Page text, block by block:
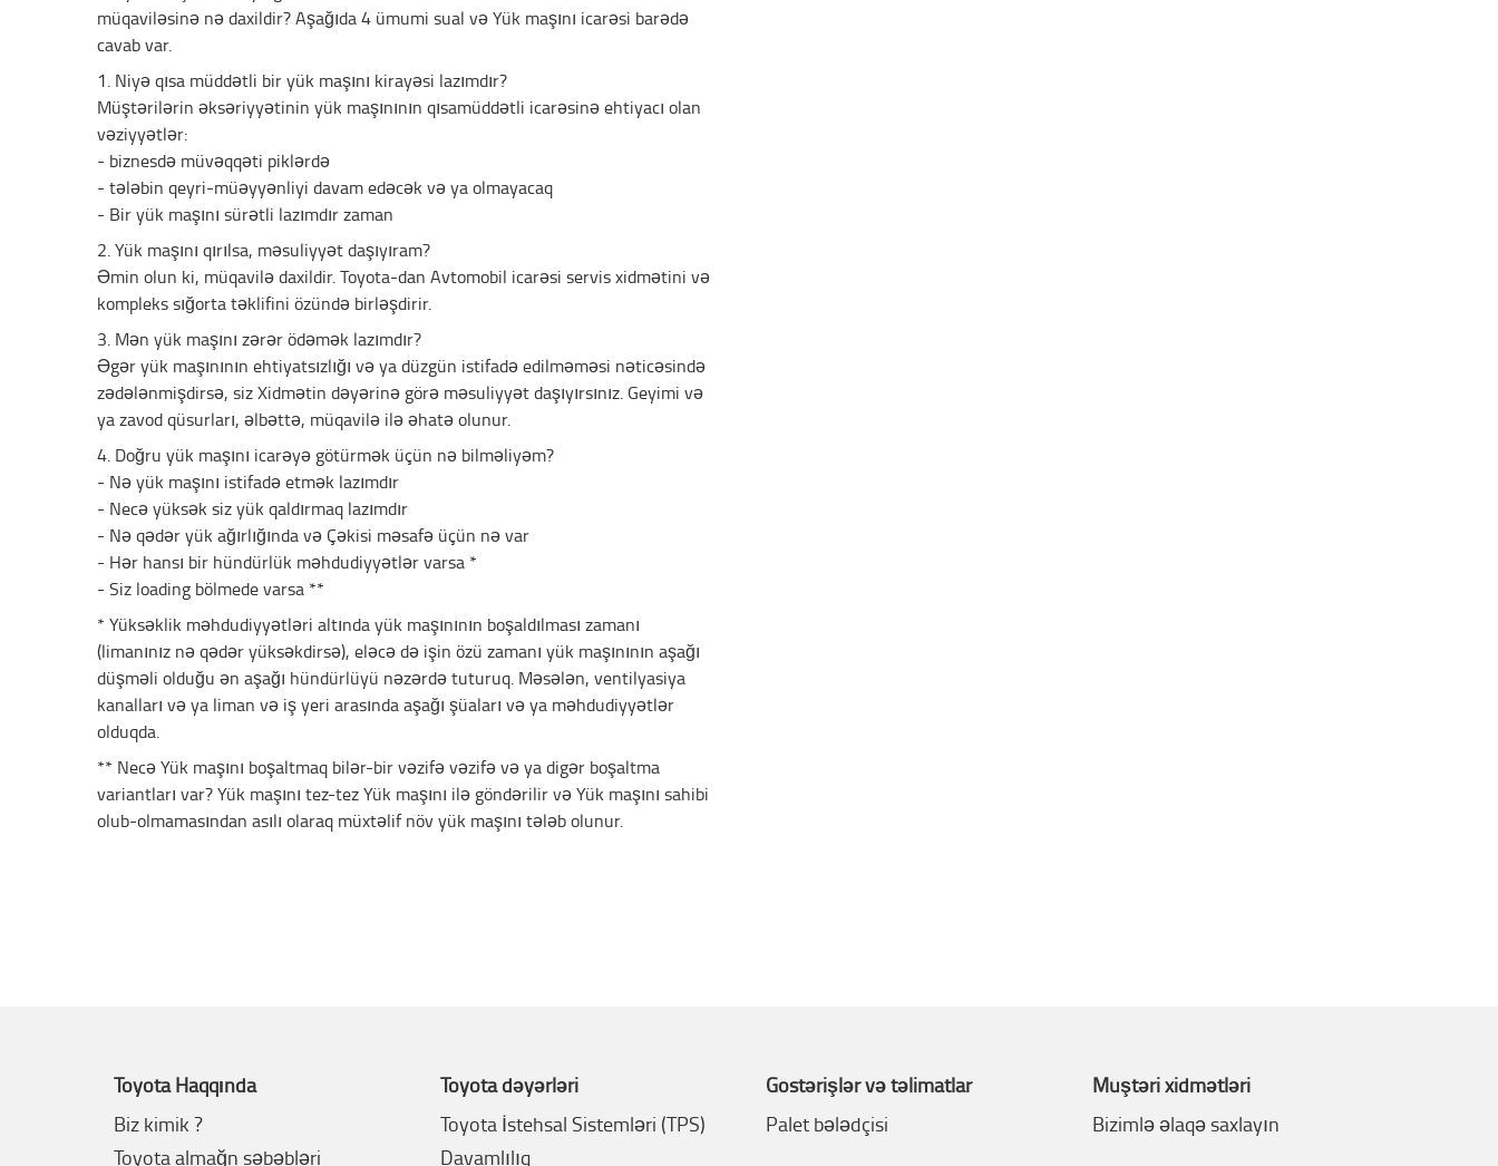
müqaviləsinə nə daxildir? Aşağıda 4 ümumi sual və Yük maşını icarəsi barədə
cavab var.
1. Niyə qısa müddətli bir yük maşını kirayəsi lazımdır?
Müştərilərin əksəriyyətinin yük maşınının qısamüddətli icarəsinə ehtiyacı olan
vəziyyətlər:
- biznesdə müvəqqəti piklərdə
- tələbin qeyri-müəyyənliyi davam edəcək və ya olmayacaq
- Bir yük maşını sürətli lazımdır zaman
2. Yük maşını qırılsa, məsuliyyət daşıyıram?
Əmin olun ki, müqavilə daxildir. Toyota-dan Avtomobil icarəsi servis xidmətini və
kompleks sığorta təklifini özündə birləşdirir.
3. Mən yük maşını zərər ödəmək lazımdır?
Əgər yük maşınının ehtiyatsızlığı və ya düzgün istifadə edilməməsi nəticəsində
zədələnmişdirsə, siz Xidmətin dəyərinə görə məsuliyyət daşıyırsınız. Geyimi və
ya zavod qüsurları, əlbəttə, müqavilə ilə əhatə olunur.
4. Doğru yük maşını icarəyə götürmək üçün nə bilməliyəm?
- Nə yük maşını istifadə etmək lazımdır
- Necə yüksək siz yük qaldırmaq lazımdır
- Nə qədər yük ağırlığında və Çəkisi məsafə üçün nə var
- Hər hansı bir hündürlük məhdudiyyətlər varsa *
- Siz loading bölmede varsa **
* Yüksəklik məhdudiyyətləri altında yük maşınının boşaldılması zamanı
(limanınız nə qədər yüksəkdirsə), eləcə də işin özü zamanı yük maşınının aşağı
düşməli olduğu ən aşağı hündürlüyü nəzərdə tuturuq. Məsələn, ventilyasiya
kanalları və ya liman və iş yeri arasında aşağı şüaları və ya məhdudiyyətlər
olduqda.
** Necə Yük maşını boşaltmaq bilər-bir vəzifə vəzifə və ya digər boşaltma
variantları var? Yük maşını tez-tez Yük maşını ilə göndərilir və Yük maşını sahibi
olub-olmamasından asılı olaraq müxtəlif növ yük maşını tələb olunur.
Toyota Haqqında
Biz kimik ?
Toyota almağn səbəbləri
Toyota dəyərləri
Toyota İstehsal Sistemləri (TPS)
Davamlılıq
Göstərişlər və təlimatlar
Palet bələdçisi
Müştəri xidmətləri
Bizimlə əlaqə saxlayın